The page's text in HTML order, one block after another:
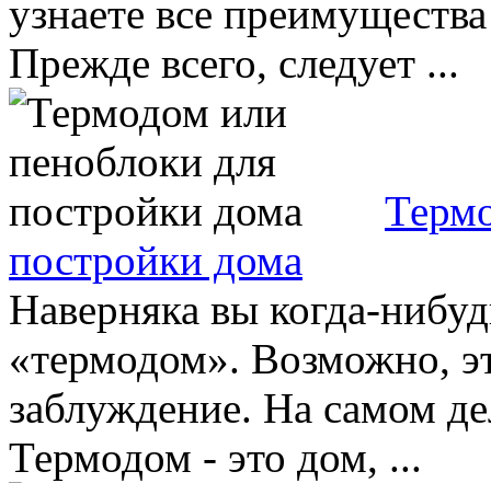
узнаете все
Прежде всего, следует ...
постройки дома
Наверняка вы когда-
«термодом». Возможно,
заблуждение. На самом
Термодом - это дом, ...